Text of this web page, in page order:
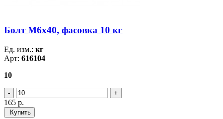
Болт М6х40, фасовка 10 кг
Ед. изм.: кг
Арт: 616104
10
165 р.
Купить